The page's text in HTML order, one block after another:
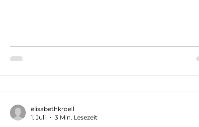
elisabethkroell
1. Juli
3 Min. Lesezeit